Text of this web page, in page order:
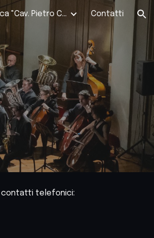
Scuola di musica "Cav. Pietro Cerutti" Contatti
contatti telefonici: